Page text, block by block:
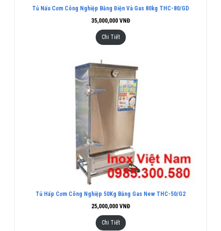
Tủ Nấu Cơm Công Nghiệp Bằng Điện Và Gas 80kg THC-80/GD
35,000,000VNĐ
Chi Tiết
Tủ Hấp Cơm Công Nghiệp 50Kg Bằng Gas New THC-50/G2
25,000,000VNĐ
Chi Tiết